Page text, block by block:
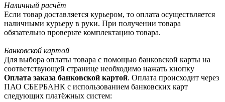
Наличный расчёт
Если товар доставляется курьером, то оплата осуществляется
наличными курьеру в руки. При получении товара
обязательно проверьте комплектацию товара.
Банковской картой
Для выбора оплаты товара с помощью банковской карты на
соответствующей странице необходимо нажать кнопку
Оплата заказа банковской картой. Оплата происходит через
ПАО СБЕРБАНК с использованием банковских карт
следующих платёжных систем: